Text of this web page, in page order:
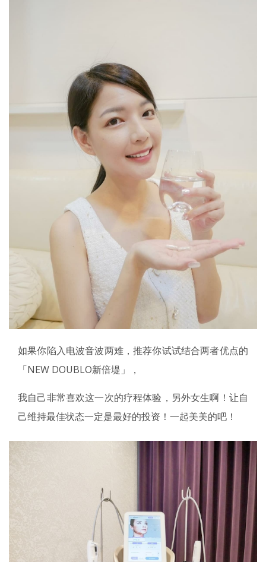
如果你陷入电波音波两难，推荐你试试结合两者优点的
「NEW DOUBLO新倍堤」，
我自己非常喜欢这一次的疗程体验，另外女生啊！让自
己维持最佳状态一定是最好的投资！一起美美的吧！